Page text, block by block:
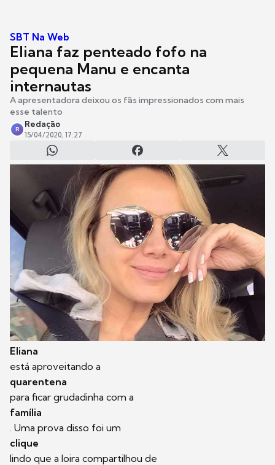
SBT Na Web
Eliana faz penteado fofo na
pequena Manu e encanta
internautas
A apresentadora deixou os fãs impressionados com mais
esse talento
R
Redação
15/04/2020, 17:27
Eliana
está aproveitando a
quarentena
para ficar grudadinha com a
família
. Uma prova disso foi um
clique
lindo que a loira compartilhou de